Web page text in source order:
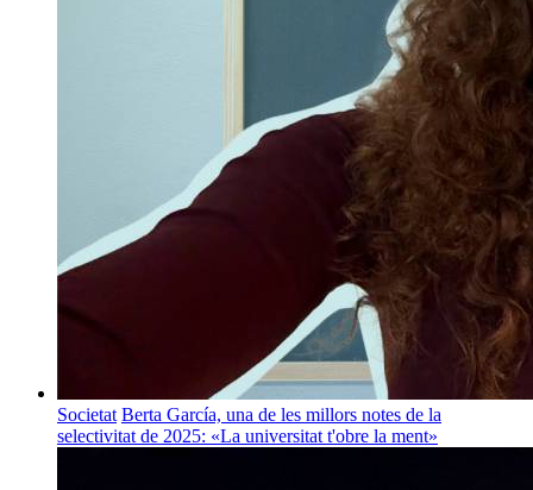
Societat Berta García, una de les millors notes de la
selectivitat de 2025: «La universitat t'obre la ment»